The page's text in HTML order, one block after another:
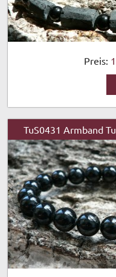
Preis:
TuS0431 Armband